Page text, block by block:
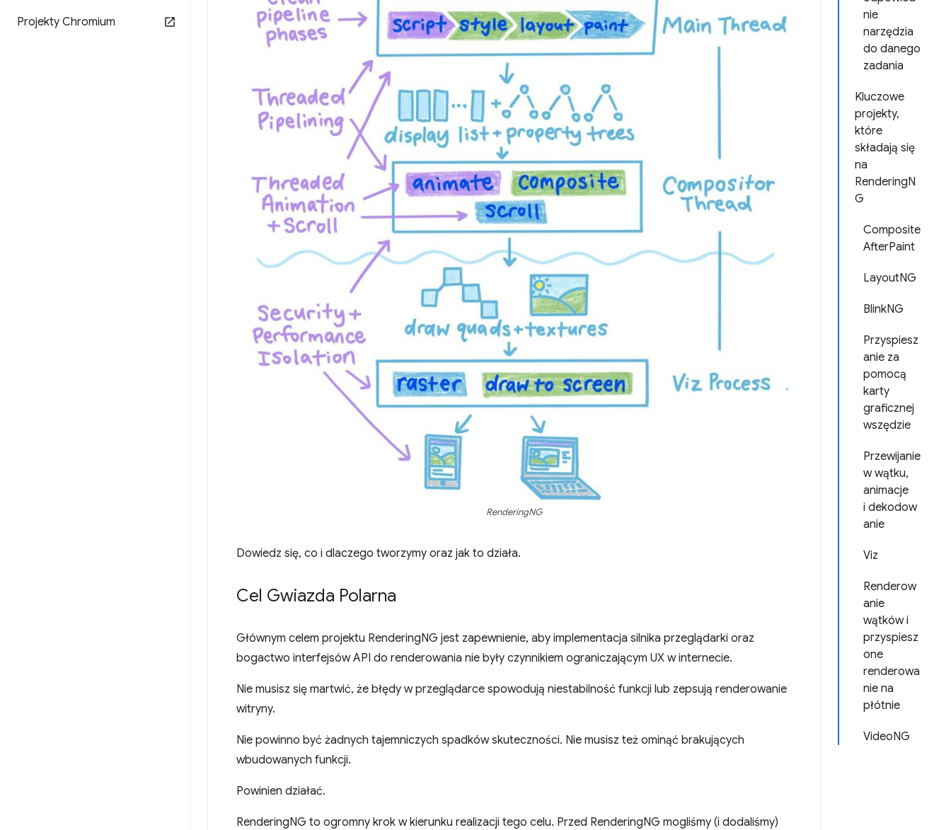
Projekty Chromium
nie
narzędzia
do danego
zadania
Kluczowe
projekty,
które
składają się
na
RenderingN
G
Composite
AfterPaint
LayoutNG
BlinkNG
Przyspiesz
anie za
pomocą
karty
graficznej
wszędzie
Przewijanie
w wątku,
animacje
i dekodow
anie
Viz
Renderow
anie
wątków i
przyspiesz
one
renderowa
nie na
płótnie
VideoNG
RenderingNG
Dowiedz się, co i dlaczego tworzymy oraz jak to działa.
Cel Gwiazda Polarna
Głównym celem projektu RenderingNG jest zapewnienie, aby implementacja silnika przeglądarki oraz
bogactwo interfejsów API do renderowania nie były czynnikiem ograniczającym UX w internecie.
Nie musisz się martwić, że błędy w przeglądarce spowodują niestabilność funkcji lub zepsują renderowanie
witryny.
Nie powinno być żadnych tajemniczych spadków skuteczności. Nie musisz też ominąć brakujących
wbudowanych funkcji.
Powinien działać.
RenderingNG to ogromny krok w kierunku realizacji tego celu. Przed RenderingNG mogliśmy (i dodaliśmy)